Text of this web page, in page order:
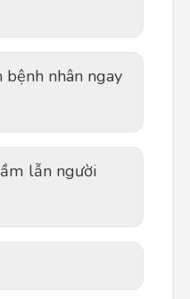
nhân ngay
lẫn người